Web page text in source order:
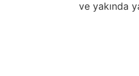
ve yakında